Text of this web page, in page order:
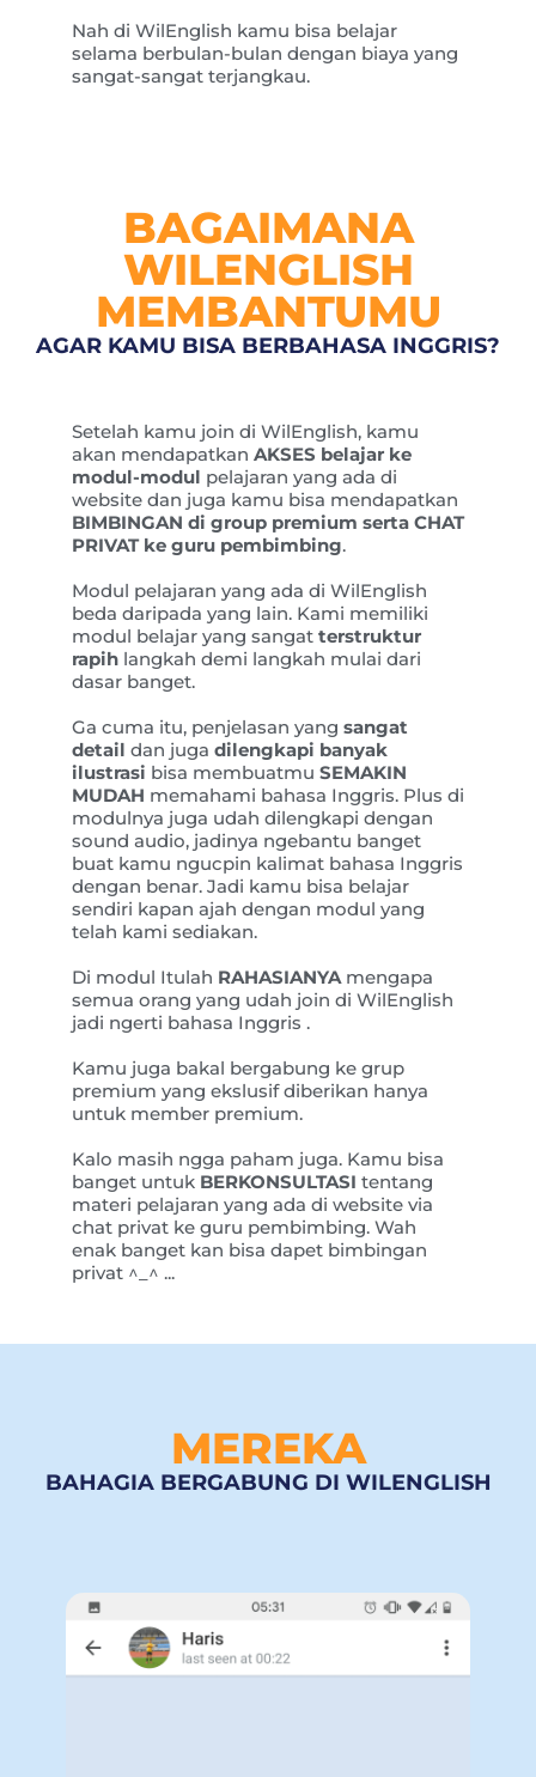
Nah di WilEnglish kamu bisa belajar
selama berbulan-bulan dengan biaya yang
sangat-sangat terjangkau.
BAGAIMANA
WILENGLISH
MEMBANTUMU
AGAR KAMU BISA BERBAHASA INGGRIS?
Setelah kamu join di WilEnglish, kamu
akan mendapatkan AKSES belajar ke
modul-modul pelajaran yang ada di
website dan juga kamu bisa mendapatkan
BIMBINGAN di group premium serta CHAT
PRIVAT ke guru pembimbing.
Modul pelajaran yang ada di WilEnglish
beda daripada yang lain. Kami memiliki
modul belajar yang sangat terstruktur
rapih langkah demi langkah mulai dari
dasar banget.
Ga cuma itu, penjelasan yang sangat
detail dan juga dilengkapi banyak
ilustrasi bisa membuatmu SEMAKIN
MUDAH memahami bahasa Inggris. Plus di
modulnya juga udah dilengkapi dengan
sound audio, jadinya ngebantu banget
buat kamu ngucpin kalimat bahasa Inggris
dengan benar. Jadi kamu bisa belajar
sendiri kapan ajah dengan modul yang
telah kami sediakan.
Di modul Itulah RAHASIANYA mengapa
semua orang yang udah join di WilEnglish
jadi ngerti bahasa Inggris .
Kamu juga bakal bergabung ke grup
premium yang ekslusif diberikan hanya
untuk member premium.
Kalo masih ngga paham juga. Kamu bisa
banget untuk BERKONSULTASI tentang
materi pelajaran yang ada di website via
chat privat ke guru pembimbing. Wah
enak banget kan bisa dapet bimbingan
privat ^_^ ...
MEREKA
BAHAGIA BERGABUNG DI WILENGLISH